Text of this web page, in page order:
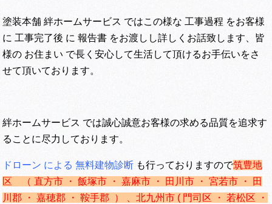
塗装本舗 絆ホームサービス ではこの様な 工事過程 をお客様
に 工事完了後 に 報告書 をお渡しし詳しくお話致します、皆
様の お住まい で長く安心して生活して頂けるお手伝いをさ
せて頂いております。
絆ホームサービス では誠心誠意お客様の求める品質を追求す
ることに尽力しております。
ドローン による 無料建物診断 も行っておりますので筑豊地
区 （ 直方市 ・ 飯塚市 ・ 嘉麻市 ・ 田川市 ・ 宮若市 ・ 田
川郡 ・ 嘉穂郡 ・ 鞍手郡 ） 、北九州市 ( 門司区 ・ 若松区 ・